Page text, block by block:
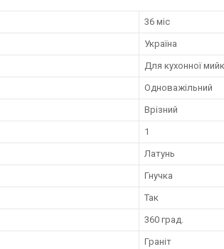
36 міс
Україна
Для кухонної
Одноважільний
Врізний
1
Латунь
Гнучка
Так
360 град.
Граніт